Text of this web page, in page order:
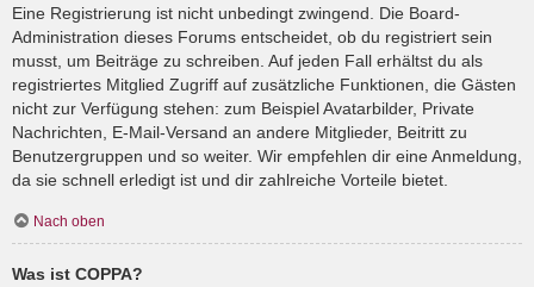
Eine Registrierung ist nicht unbedingt zwingend. Die Board-
Administration dieses Forums entscheidet, ob du registriert sein
musst, um Beiträge zu schreiben. Auf jeden Fall erhältst du als
registriertes Mitglied Zugriff auf zusätzliche Funktionen, die Gästen
nicht zur Verfügung stehen: zum Beispiel Avatarbilder, Private
Nachrichten, E-Mail-Versand an andere Mitglieder, Beitritt zu
Benutzergruppen und so weiter. Wir empfehlen dir eine Anmeldung,
da sie schnell erledigt ist und dir zahlreiche Vorteile bietet.
Nach oben
Was ist COPPA?